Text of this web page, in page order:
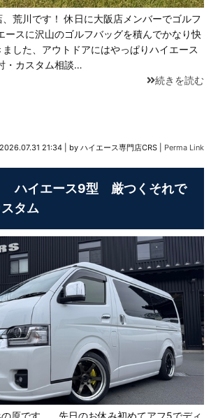
荒川です！ 休日に大阪店メンバーでゴルフ
ースに沢山のゴルフバッグを積んでかなり快
した、アウトドアにはやっぱりハイエース
・カスタム相談…
続きを読む
2026.07.31 21:34 by ハイエース専門店CRS Perma Link
ハイエース9型 厳つくそれで
タム
原です。 先日のお休み初めてアフ5でディ